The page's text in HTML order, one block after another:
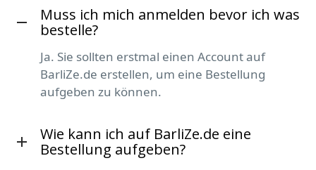
Muss ich mich anmelden bevor ich was
bestelle?
Ja. Sie sollten erstmal einen Account auf
BarliZe.de erstellen, um eine Bestellung
aufgeben zu können.
Wie kann ich auf BarliZe.de eine
Bestellung aufgeben?